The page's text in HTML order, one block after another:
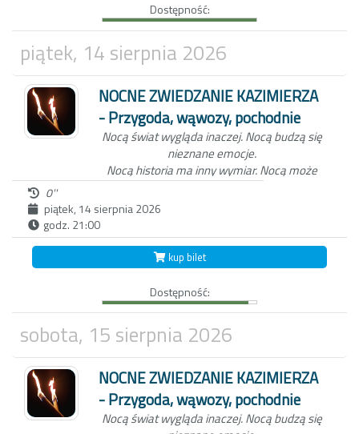
Kazimierza oraz wejdziemy z Tobą do
Wąwozu z korzeniami, wyłącznie przy
blasku pochodni.Czekamy na Ciebie o
zmierzchu, koło studni na kazimierskim
Rynku.
Dostępność:
piątek, 14 sierpnia 2026
NOCNE ZWIEDZANIE KAZIMIERZA
- Przygoda, wąwozy, pochodnie
Nocą świat wygląda inaczej.Nocą budzą się
nieznane emocje.
Nocą historia ma inny wymiar.Nocą może
zdarzyć się wszystko...
Niezwykła nocna wycieczka po Kazimierzu
Dolnym to nie tylko spacer z przewodnikiem
po Miasteczku. W ten wieczór, zabierzemy
Kazimierza oraz wejdziemy z Tobą do
Wąwozu z korzeniami, wyłącznie przy
blasku pochodni.Czekamy na Ciebie o
zmierzchu, koło studni na kazimierskim
Rynku.
0''
piątek, 14 sierpnia 2026
godz. 21:00
kup bilet
Dostępność:
sobota, 15 sierpnia 2026
NOCNE ZWIEDZANIE KAZIMIERZA
- Przygoda, wąwozy, pochodnie
Nocą świat wygląda inaczej.Nocą budzą się